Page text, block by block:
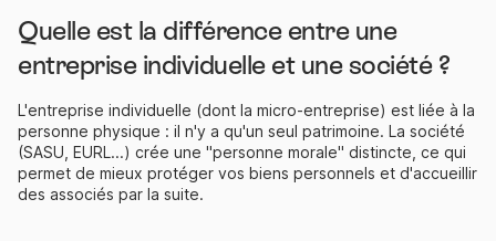
Quelle est la différence entre une
entreprise individuelle et une société ?
L'entreprise individuelle (dont la micro-entreprise) est liée à la
personne physique : il n'y a qu'un seul patrimoine. La société
(SASU, EURL...) crée une "personne morale" distincte, ce qui
permet de mieux protéger vos biens personnels et d'accueillir
des associés par la suite.